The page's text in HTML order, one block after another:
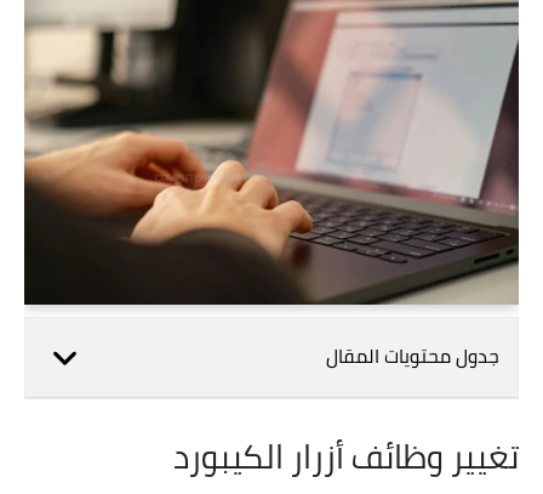
جدول محتويات المقال
تغيير وظائف أزرار الكيبورد